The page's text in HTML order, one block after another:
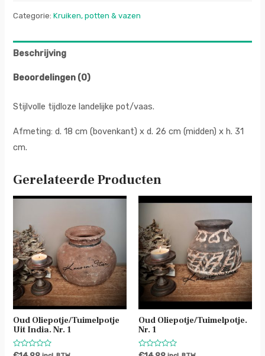
Categorie:Kruiken, potten & vazen
Beschrijving
Beoordelingen (0)
Stijlvolle tijdloze landelijke pot/vaas.
Afmeting: d. 18 cm (bovenkant) x d. 26 cm (midden) x h. 31
cm.
Gerelateerde Producten
Oud Oliepotje/tuimelpotje
Uit India. Nr. 1
Waardering
Oud Oliepotje/tuimelpotje.
Nr. 1
Waardering